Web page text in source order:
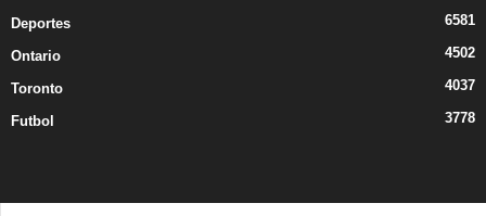
Deportes 6581
Ontario 4502
Toronto 4037
Futbol 3778